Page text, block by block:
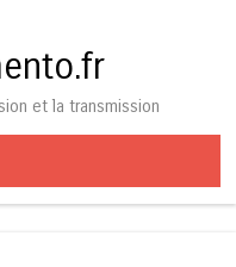
et la transmission